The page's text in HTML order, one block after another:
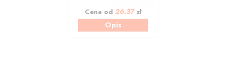
Cena od 26.37zł
Opis